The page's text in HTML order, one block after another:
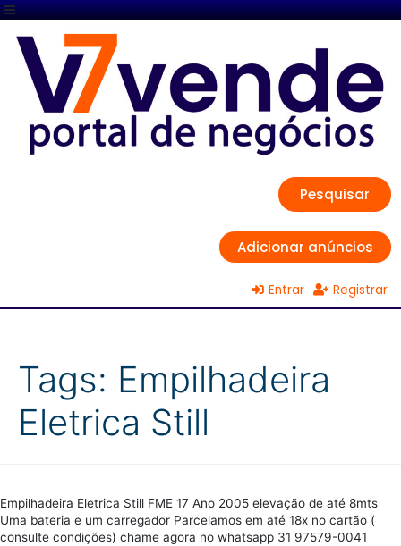
Pesquisar
Adicionar anúncios
Entrar Registrar
Tags: Empilhadeira
Eletrica Still
Empilhadeira Eletrica Still FME 17 Ano 2005 elevação de até 8mts
Uma bateria e um carregador Parcelamos em até 18x no cartão (
consulte condições) chame agora no whatsapp 31 97579-0041